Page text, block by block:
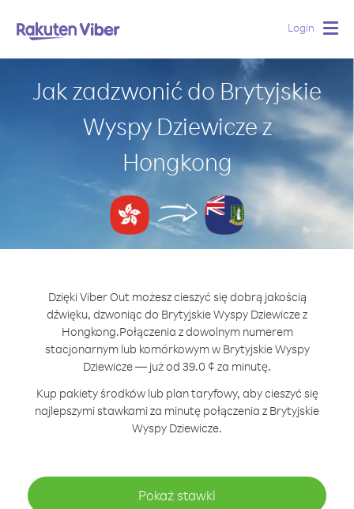
Login
Jak zadzwonić do Brytyjskie
Wyspy Dziewicze z
Hongkong
Dzięki Viber Out możesz cieszyć się dobrą jakością
dźwięku, dzwoniąc do Brytyjskie Wyspy Dziewicze z
Hongkong.Połączenia z dowolnym numerem
stacjonarnym lub komórkowym w Brytyjskie Wyspy
Dziewicze — już od 39.0 ¢ za minutę.
Kup pakiety środków lub plan taryfowy, aby cieszyć się
najlepszymi stawkami za minutę połączenia z Brytyjskie
Wyspy Dziewicze.
Pokaż stawki